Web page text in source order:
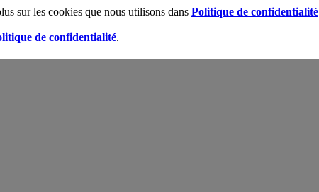
sur les cookies que nous utilisons dans Politique de confidentialité
de confidentialité.